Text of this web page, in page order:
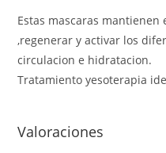
Estas mascaras
,regenerar y activar los
circulacion e hidratacion.
Tratamiento yesoterapia
Valoraciones